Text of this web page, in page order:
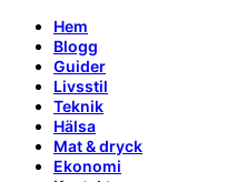
Hem
Blogg
Guider
Livsstil
Teknik
Hälsa
Mat & dryck
Ekonomi